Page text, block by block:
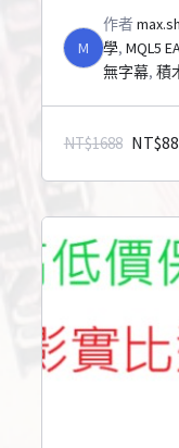
M
作者
學, MQL5
無字幕, 積
NT$1688 NT$